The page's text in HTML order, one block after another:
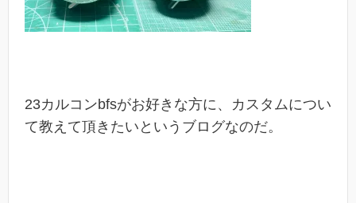
23カルコンbfsがお好きな方に、カスタムについ
て教えて頂きたいというブログなのだ。